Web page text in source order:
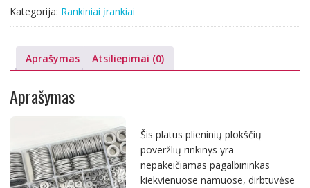
Kategorija: Rankiniai įrankiai
Aprašymas Atsiliepimai (0)
Aprašymas
Šis platus plieninių plokščių
poveržlių rinkinys yra
nepakeičiamas pagalbininkas
kiekvienuose namuose, dirbtuvėse